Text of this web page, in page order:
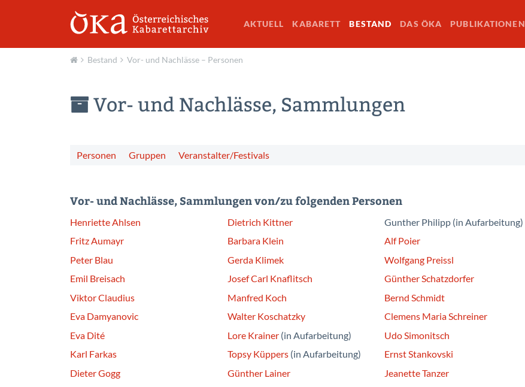
AKTUELL KABARETT BESTAND DAS ÖKA PUBLIKATIONEN
Bestand Vor- und Nachlässe – Personen
Vor- und Nachlässe, Sammlungen
Personen Gruppen Veranstalter/Festivals
Vor- und Nachlässe, Sammlungen von/zu folgenden Personen
Henriette Ahlsen
Fritz Aumayr
Peter Blau
Emil Breisach
Viktor Claudius
Eva Damyanovic
Eva Dité
Karl Farkas
Dieter Gogg
Dietrich Kittner
Barbara Klein
Gerda Klimek
Josef Carl Knaflitsch
Manfred Koch
Walter Koschatzky
Lore Krainer(in Aufarbeitung)
Topsy Küppers(in Aufarbeitung)
Günther Lainer
Gunther Philipp (in Aufarbeitung)
Alf Poier
Wolfgang Preissl
Günther Schatzdorfer
Bernd Schmidt
Clemens Maria Schreiner
Udo Simonitsch
Ernst Stankovski
Jeanette Tanzer